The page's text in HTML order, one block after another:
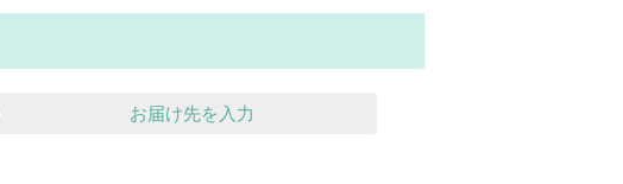
お届け先を入力